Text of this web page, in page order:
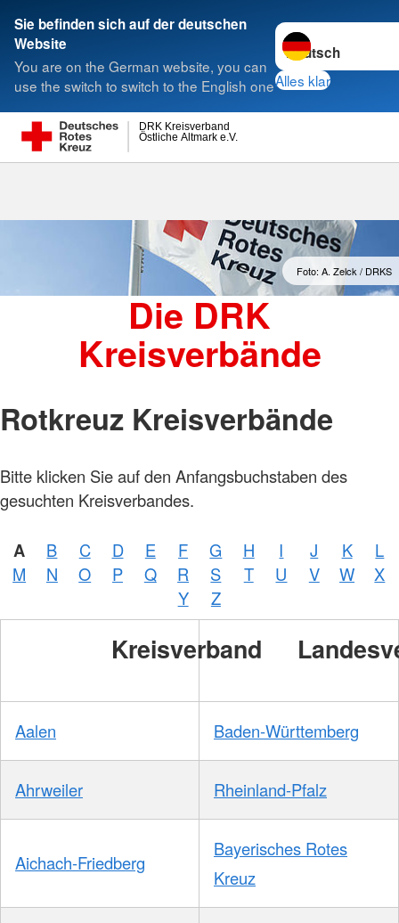
Sie befinden sich auf der deutschen
Website
You are on the German website, you can
use the switch to switch to the English one
Sprache wechseln
Alles klar
Östliche Altmark e.V.
DRK Kreisverband
Suche
Kreisverbände
Foto: A. Zelck / DRKS
Die DRK
Kreisverbände
Rotkreuz Kreisverbände
Bitte klicken Sie auf den Anfangsbuchstaben des
gesuchten Kreisverbandes.
A B C D E F G H I J K
L
M
N O P Q R S T U V W
X
Y
Z
Kreisverband
Aalen Baden-Württemberg
Ahrweiler Rheinland-Pfalz
Aichach-Friedberg
Bayerisches Rotes
Kreuz